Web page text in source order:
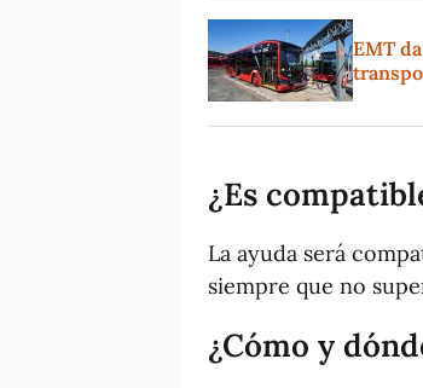
EMT
¿Es
La ayuda será
siempre que no
¿Cómo y